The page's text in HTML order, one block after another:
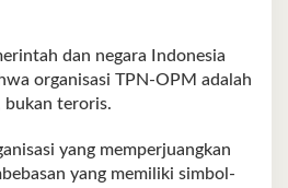
dan negara Indonesia
organisasi TPN-OPM adalah
bukan teroris.
yang memperjuangkan
yang memiliki simbol-